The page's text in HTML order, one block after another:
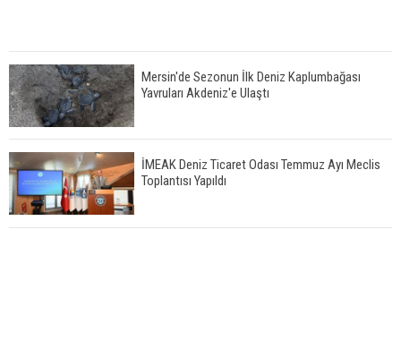
Mersin'de Sezonun İlk Deniz Kaplumbağası
Yavruları Akdeniz'e Ulaştı
İMEAK Deniz Ticaret Odası Temmuz Ayı Meclis
Toplantısı Yapıldı